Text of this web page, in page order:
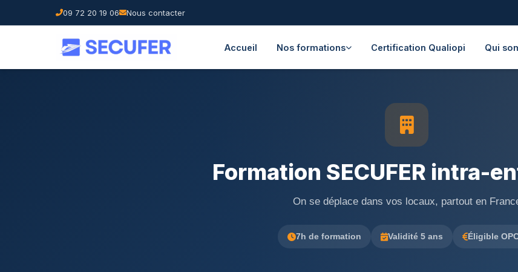
09 72 20 19 06 Nous contacter
Accueil Nos formations Certification Qualiopi Qui
Formation SECUFER intra-
On se déplace dans vos locaux, partout en
7h de formation Validité 5 ans Éligible